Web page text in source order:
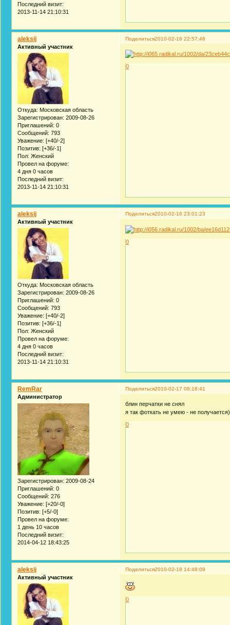
Последний визит:
2013-11-14 21:10:31
Поделиться2010-02-16 22:57:46
aleksij
Активный участник
Откуда: Московская область
Зарегистрирован: 2009-08-26
Приглашений: 0
Сообщений: 793
Уважение: [+40/-2]
Позитив: [+36/-1]
Пол: Женский
Провел на форуме:
4 дня 0 часов
Последний визит:
2013-11-14 21:10:31
0
Поделиться2010-02-16 23:01:23
aleksij
Активный участник
Откуда: Московская область
Зарегистрирован: 2009-08-26
Приглашений: 0
Сообщений: 793
Уважение: [+40/-2]
Позитив: [+36/-1]
Пол: Женский
Провел на форуме:
4 дня 0 часов
Последний визит:
2013-11-14 21:10:31
0
Поделиться2010-02-17 08:16:41
RemRar
Администратор
Зарегистрирован: 2009-08-24
Приглашений: 0
Сообщений: 276
Уважение: [+20/-0]
Позитив: [+5/-0]
Провел на форуме:
1 день 10 часов
Последний визит:
2014-04-12 18:43:25
блин перчатки не снял
я так фоткать не умею - не
0
Поделиться2010-02-18 14:48:09
aleksij
Активный участник
0